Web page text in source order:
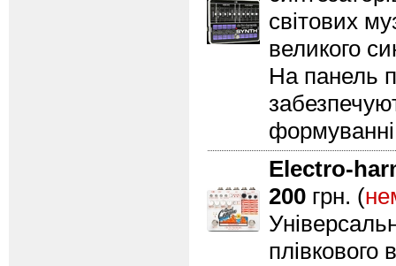
світових
великого
На панель
формуванні
Electro-
200 грн. (
плівкового